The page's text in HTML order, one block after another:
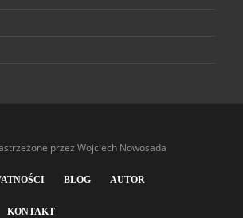
przez Wojciech Nowosada
BLOG AUTOR
KONTAKT